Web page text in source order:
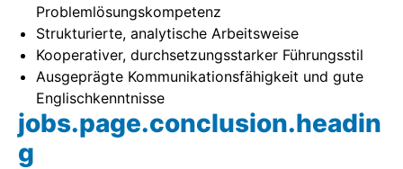
Problemlösungskompetenz
Strukturierte, analytische Arbeitsweise
Kooperativer, durchsetzungsstarker Führungsstil
Ausgeprägte Kommunikationsfähigkeit und gute
Englischkenntnisse
jobs.page.conclusion.headin
g